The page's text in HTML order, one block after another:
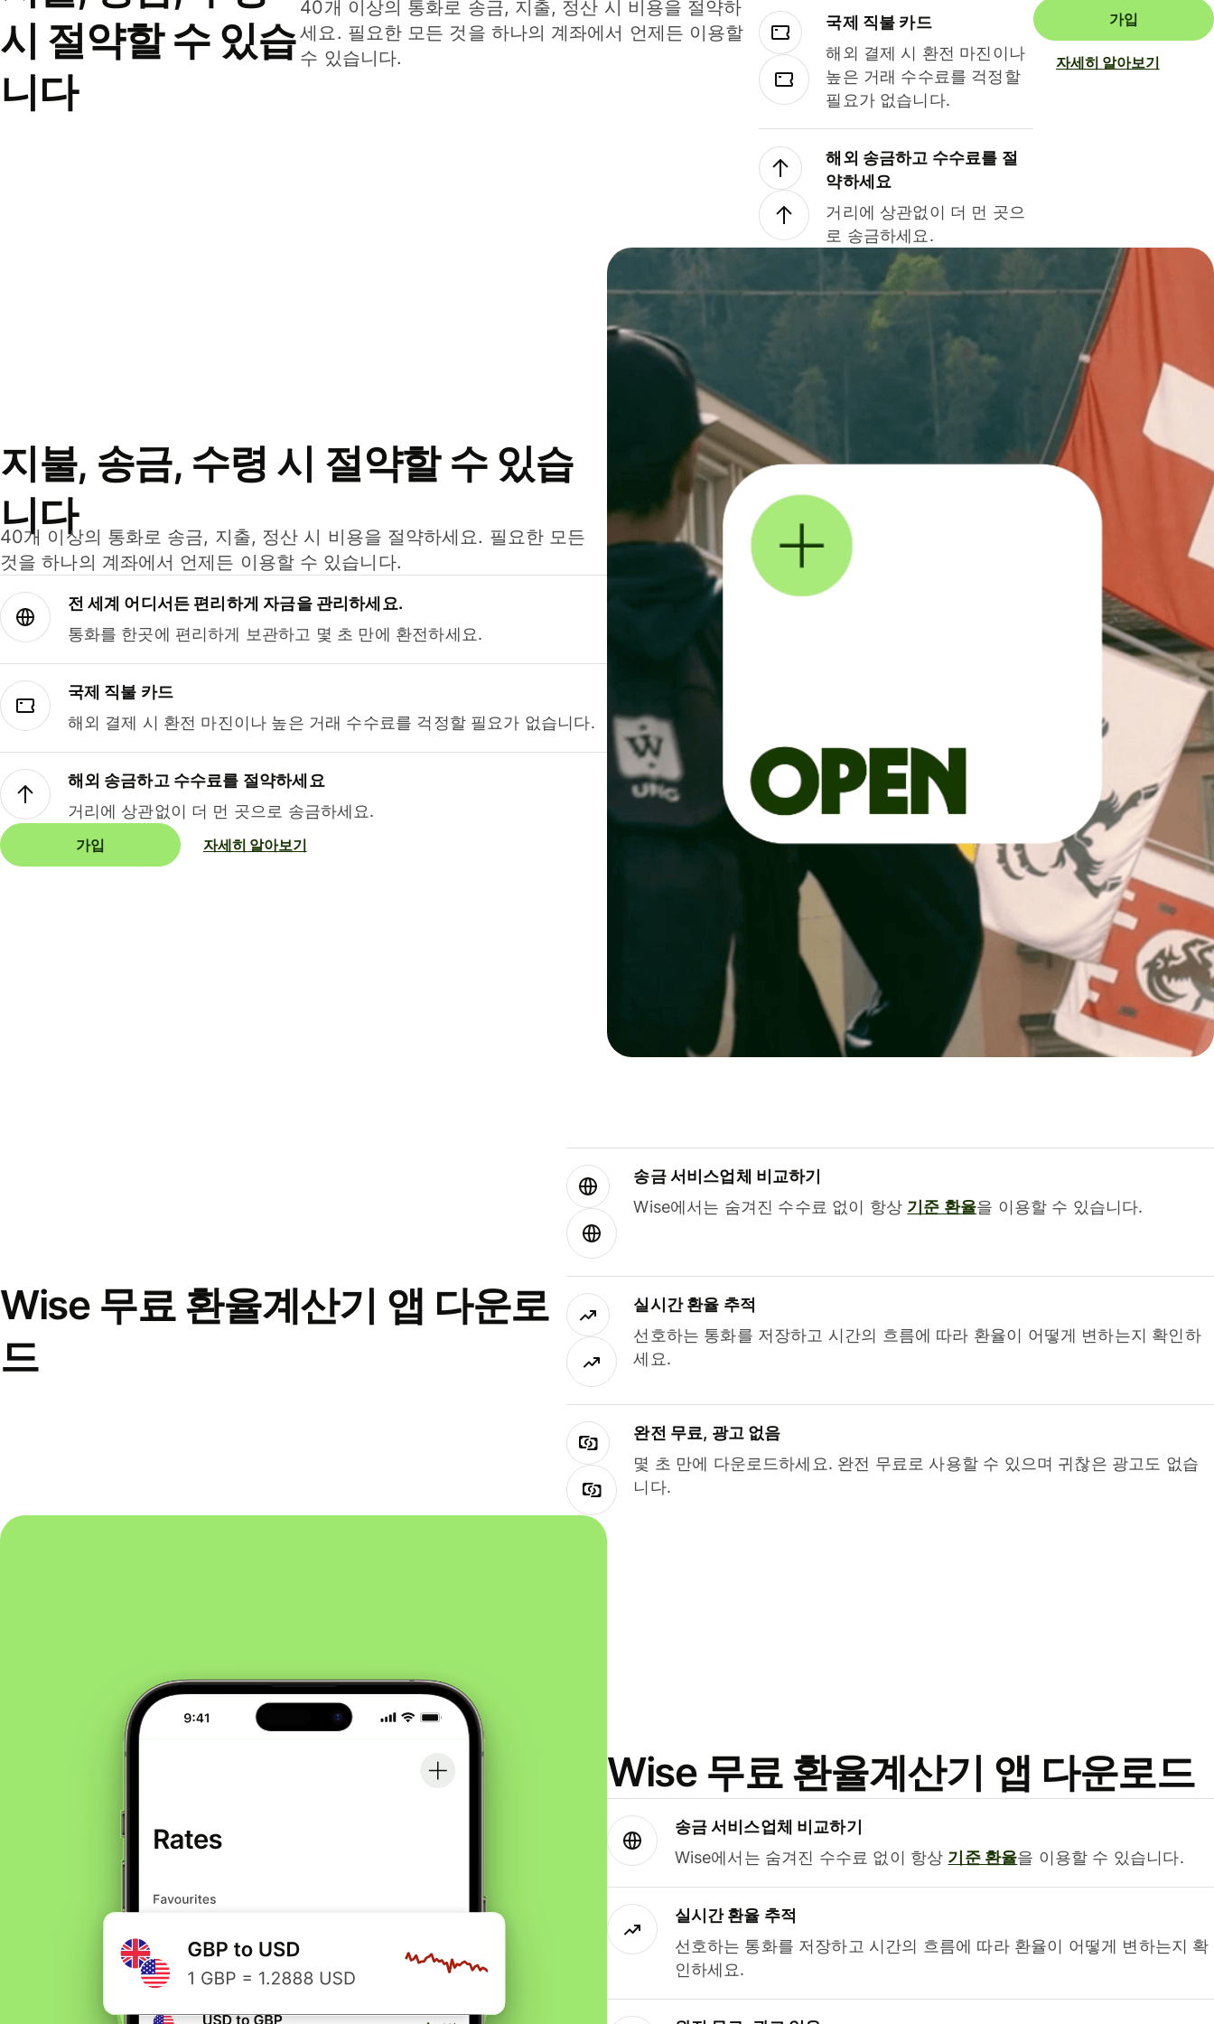
시 절약할 수 있습
니다
40개 이상의 통화로 송금, 지출, 정산 시 비용을 절약하
세요. 필요한 모든 것을 하나의 계좌에서 언제든 이용할
수 있습니다.
국제 직불 카드
해외 결제 시 환전 마진이나
높은 거래 수수료를 걱정할
필요가 없습니다.
해외 송금하고 수수료를 절
약하세요
거리에 상관없이 더 먼 곳으
로 송금하세요.
가입
자세히 알아보기
지불, 송금, 수령 시 절약할 수 있습
니다
40개 이상의 통화로 송금, 지출, 정산 시 비용을 절약하세요. 필요한 모든
것을 하나의 계좌에서 언제든 이용할 수 있습니다.
전 세계 어디서든 편리하게 자금을 관리하세요.
통화를 한곳에 편리하게 보관하고 몇 초 만에 환전하세요.
국제 직불 카드
해외 결제 시 환전 마진이나 높은 거래 수수료를 걱정할 필요가 없습니다.
해외 송금하고 수수료를 절약하세요
거리에 상관없이 더 먼 곳으로 송금하세요.
가입 자세히 알아보기
Wise 무료 환율계산기 앱 다운로
드
송금 서비스업체 비교하기
Wise에서는 숨겨진 수수료 없이 항상 기준 환율을 이용할 수 있습니다.
실시간 환율 추적
선호하는 통화를 저장하고 시간의 흐름에 따라 환율이 어떻게 변하는지 확인하
세요.
완전 무료, 광고 없음
몇 초 만에 다운로드하세요. 완전 무료로 사용할 수 있으며 귀찮은 광고도 없습
니다.
Wise 무료 환율계산기 앱 다운로드
송금 서비스업체 비교하기
Wise에서는 숨겨진 수수료 없이 항상 기준 환율을 이용할 수 있습니다.
실시간 환율 추적
선호하는 통화를 저장하고 시간의 흐름에 따라 환율이 어떻게 변하는지 확
인하세요.